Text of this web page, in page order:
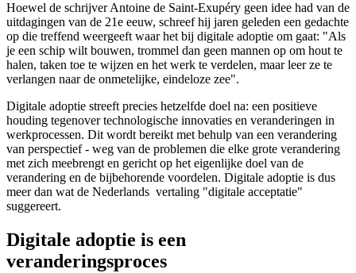
Hoewel de schrijver Antoine de Saint-Exupéry geen idee had van de
uitdagingen van de 21e eeuw, schreef hij jaren geleden een gedachte
op die treffend weergeeft waar het bij digitale adoptie om gaat: "Als
je een schip wilt bouwen, trommel dan geen mannen op om hout te
halen, taken toe te wijzen en het werk te verdelen, maar leer ze te
verlangen naar de onmetelijke, eindeloze zee".
Digitale adoptie streeft precies hetzelfde doel na: een positieve
houding tegenover technologische innovaties en veranderingen in
werkprocessen. Dit wordt bereikt met behulp van een verandering
van perspectief - weg van de problemen die elke grote verandering
met zich meebrengt en gericht op het eigenlijke doel van de
verandering en de bijbehorende voordelen. Digitale adoptie is dus
meer dan wat de Nederlands vertaling "digitale acceptatie"
suggereert.
Digitale adoptie is een
veranderingsproces